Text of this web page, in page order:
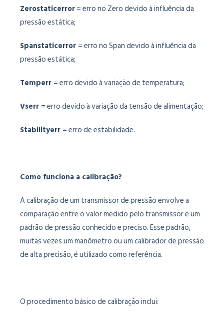
Zerostaticerror= erro no Zero devido à influência da
pressão estática;
Spanstaticerror = erro no Span devido à influência da
pressão estática;
Temperr = erro devido à variação de temperatura;
Vserr = erro devido à variação da tensão de alimentação;
Stabilityerr = erro de estabilidade.
Como funciona a calibração?
A calibração de um transmissor de pressão envolve a
comparação entre o valor medido pelo transmissor e um
padrão de pressão conhecido e preciso. Esse padrão,
muitas vezes um manômetro ou um calibrador de pressão
de alta precisão, é utilizado como referência.
O procedimento básico de calibração inclui: